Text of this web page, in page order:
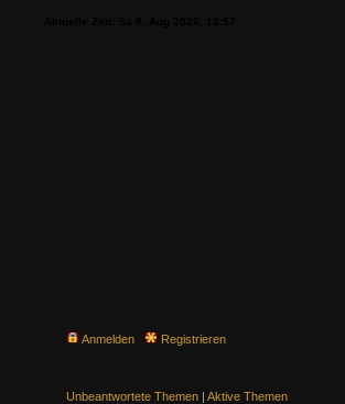
Anmelden Registrieren
Unbeantwortete Themen | Aktive Themen